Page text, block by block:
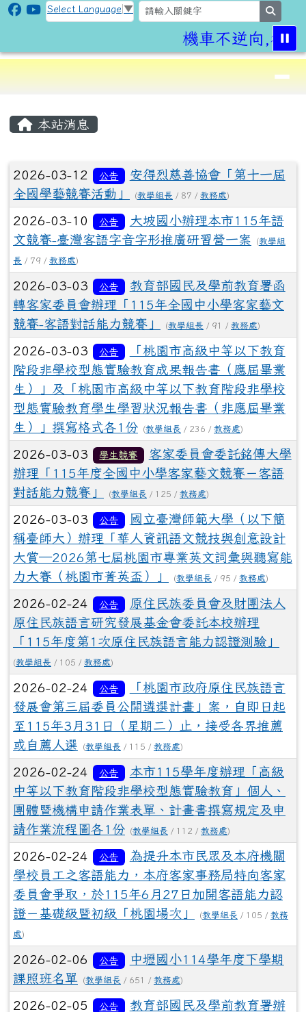
跳至主內容區
CLPS Site
Select Language ▼
機車不逆向,行
⏸
導覽列
本站消息
文章列表
2026-03-12 公告
安得烈慈善協會「第十一屆
全國學藝競賽活動」
(教學組長 / 87 / 教務處)
2026-03-10 公告
大坡國小辦理本市115年語
文競賽-臺灣客語字音字形推廣研習營一案
(教學組
長 / 79 / 教務處)
2026-03-03 公告
教育部國民及學前教育署函
轉客家委員會辦理「115年全國中小學客家藝文
競賽-客語對話能力競賽」
(教學組長 / 91 / 教務處)
2026-03-03 公告
「桃園市高級中等以下教育
階段非學校型態實驗教育成果報告書（應屆畢業
生）」及「桃園市高級中等以下教育階段非學校
型態實驗教育學生學習狀況報告書（非應屆畢業
生）」撰寫格式各1份
(教學組長 / 236 / 教務處)
2026-03-03 學生競賽
客家委員會委託銘傳大學
辦理「115年度全國中小學客家藝文競賽－客語
對話能力競賽」
(教學組長 / 125 / 教務處)
2026-03-03 公告
國立臺灣師範大學（以下簡
稱臺師大）辦理「華人資訊語文競技與創意設計
大賞─2026第七屆桃園市專業英文詞彙與聽寫能
力大賽（桃園市菁英盃）」
(教學組長 / 95 / 教務處)
2026-02-24 公告
原住民族委員會及財團法人
原住民族語言研究發展基金會委託本校辦理
「115年度第1次原住民族語言能力認證測驗」
(教學組長 / 105 / 教務處)
2026-02-24 公告
「桃園市政府原住民族語言
發展會第三屆委員公開遴選計畫」案，自即日起
至115年3月31日（星期二）止，接受各界推薦
或自薦人選
(教學組長 / 115 / 教務處)
2026-02-24 公告
本市115學年度辦理「高級
中等以下教育階段非學校型態實驗教育」個人、
團體暨機構申請作業表單、計畫書撰寫規定及申
請作業流程圖各1份
(教學組長 / 112 / 教務處)
2026-02-24 公告
為提升本市民眾及本府機關
學校員工之客語能力，本府客家事務局特向客家
委員會爭取，於115年6月27日加開客語能力認
證－基礎級暨初級「桃園場次」
(教學組長 / 105 / 教務
處)
2026-02-06 公告
中壢國小114學年度下學期
課照班名單
(教學組長 / 651 / 教務處)
2026-02-05 公告
教育部國民及學前教育署辦